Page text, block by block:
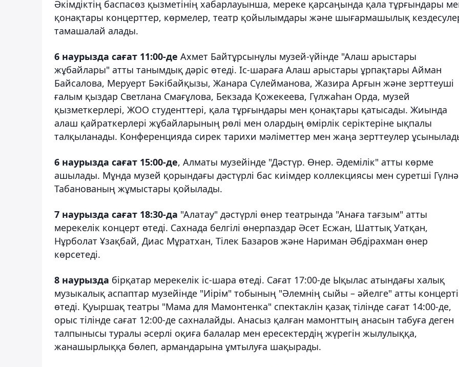
Әкімдіктің баспасөз қызметінің хабарлауынша, мереке қарсаңында қала тұрғындары
қонақтары концерттер, көрмелер, театр қойылымдары және шығармашылық
тамашалай алады.
6 наурызда сағат 11:00-де Ахмет Байтұрсынұлы музей-үйінде "Алаш арыстары
жұбайлары" атты танымдық дәріс өтеді. Іс-шараға Алаш арыстары ұрпақтары Айман
Байсалова, Меруерт Бәкібайқызы, Жанара Сүлейманова, Жазира Арғын және зерттеуші
ғалым қыздар Светлана Смағұлова, Бекзада Қожекеева, Гүлжаһан Орда, музей
қызметкерлері, ЖОО студенттері, қала тұрғындары мен қонақтары қатысады. Жиында
алаш қайраткерлері жұбайларының рөлі мен олардың өмірлік серіктеріне ықпалы
талқыланады. Конференцияда сирек тарихи мәліметтер мен жаңа зерттеулер
6 наурызда сағат 15:00-де, Алматы музейінде "Дәстүр. Өнер. Әдемілік" атты көрме
ашылады. Мұнда музей қорындағы дәстүрлі бас киімдер коллекциясы мен суретші
Табанованың жұмыстары қойылады.
7 наурызда сағат 18:30-да "Алатау" дәстүрлі өнер театрында "Анаға тағзым" атты
мерекелік концерт өтеді. Сахнада белгілі өнерпаздар Әсет Есжан, Шаттық Уатқан,
Нұрболат Ұзақбай, Диас Мұратхан, Тілек Базаров және Нариман Әбдірахман өнер
көрсетеді.
8 наурызда бірқатар мерекелік іс-шара өтеді. Сағат 17:00-де Ықылас атындағы халық
музыкалық аспаптар музейінде "Иірім" тобының "Әлемнің сыйы – әйелге" атты концерті
өтеді. Қуыршақ театры "Мама для Мамонтенка" спектаклін қазақ тілінде сағат 14:00-де,
орыс тілінде сағат 12:00-де сахналайды. Анасыз қалған мамонттың анасын табуға деген
талпынысы туралы әсерлі оқиға балалар мен ересектердің жүрегін жылулыққа,
жанашырлыққа бөлеп, армандарына ұмтылуға шақырады.